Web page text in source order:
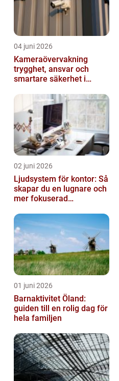
04 juni 2026
Kameraövervakning
trygghet, ansvar och
smartare säkerhet i
02 juni 2026
Ljudsystem för kontor: Så
skapar du en lugnare och
mer fokuserad
01 juni 2026
Barnaktivitet Öland:
guiden till en rolig dag för
hela familjen